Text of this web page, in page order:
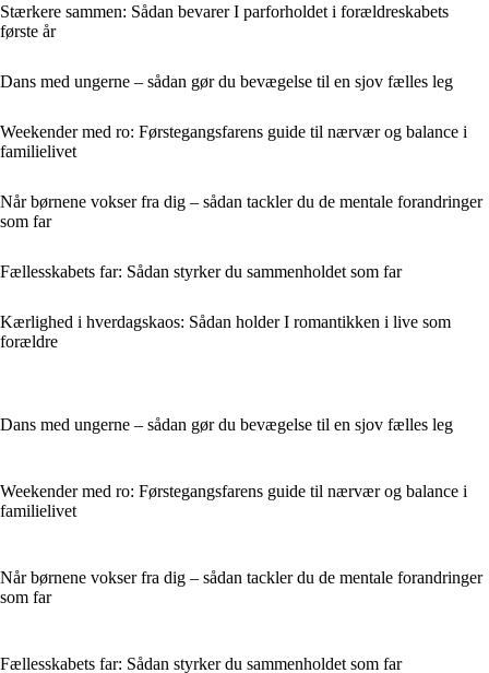
Stærkere sammen: Sådan bevarer I parforholdet i forældreskabets
første år
Dans med ungerne – sådan gør du bevægelse til en sjov fælles leg
Weekender med ro: Førstegangsfarens guide til nærvær og balance i
familielivet
Når børnene vokser fra dig – sådan tackler du de mentale forandringer
som far
Fællesskabets far: Sådan styrker du sammenholdet som far
Kærlighed i hverdagskaos: Sådan holder I romantikken i live som
forældre
Dans med ungerne – sådan gør du bevægelse til en sjov fælles leg
Weekender med ro: Førstegangsfarens guide til nærvær og balance i
familielivet
Når børnene vokser fra dig – sådan tackler du de mentale forandringer
som far
Fællesskabets far: Sådan styrker du sammenholdet som far